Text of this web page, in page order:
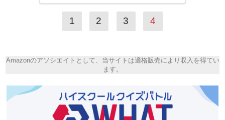
1 2 3 4
Amazonのアソシエイトとして、当サイトは適格販売により収入を得てい
ます。